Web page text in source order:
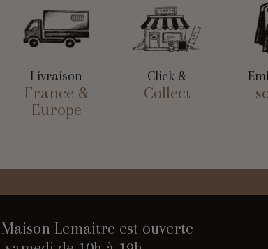
Livraison
France &
Europe
Click &
Collect
Lemaitre est ouverte